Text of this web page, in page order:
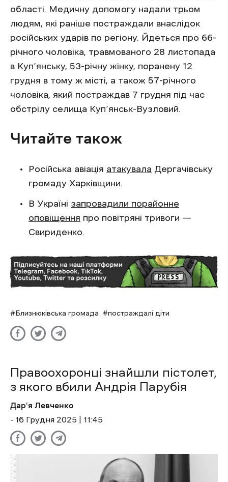
області. Медичну допомогу надали трьом
людям, які раніше постраждали внаслідок
російських ударів по регіону. Йдеться про 66-
річного чоловіка, травмованого 28 листопада
в Куп’янську, 53-річну жінку, поранену 12
грудня в тому ж місті, а також 57-річного
чоловіка, який постраждав 7 грудня під час
обстрілу селища Куп’янськ-Вузловий.
Читайте також
Російська авіація атакувала Дергачівську
громаду Харківщини.
В Україні запровадили порайонне
оповіщення про повітряні тривоги —
Свириденко.
Близнюківська громада постраждалі діти
Правоохоронці знайшли пістолет,
з якого вбили Андрія Парубія
Дар'я Левченко
- 16 Грудня 2025 | 11:45